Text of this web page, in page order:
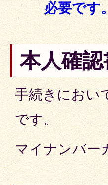
必要です
本人確
手続きにおい
です。
マイナンバー